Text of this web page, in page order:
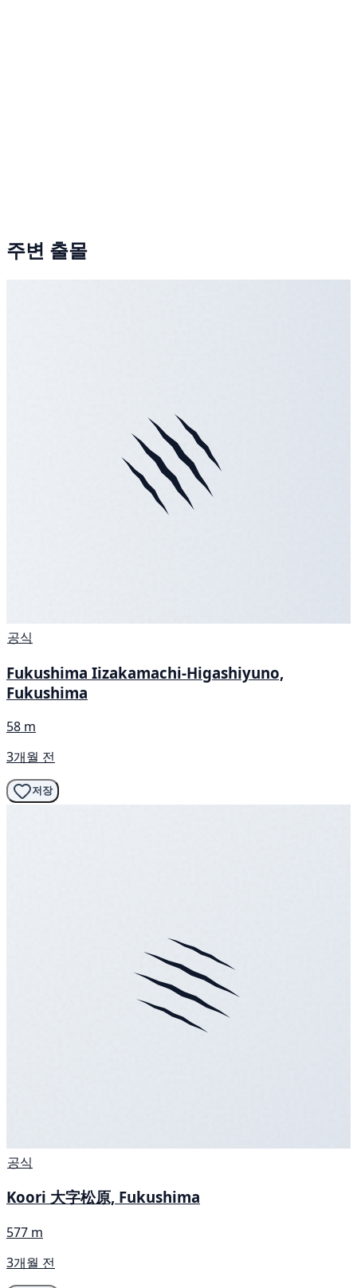
주변 출몰
공식
Fukushima Iizakamachi-Higashiyuno,
Fukushima
58 m
3개월 전
저장
공식
Koori 大字松原, Fukushima
577 m
3개월 전